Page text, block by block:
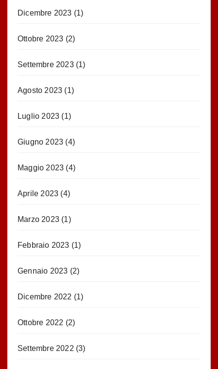
Dicembre 2023 (1)
Ottobre 2023 (2)
Settembre 2023(1)
Agosto 2023 (1)
Luglio 2023 (1)
Giugno 2023 (4)
Maggio 2023 (4)
Aprile 2023 (4)
Marzo 2023 (1)
Febbraio 2023 (1)
Gennaio 2023 (2)
Dicembre 2022 (1)
Ottobre 2022 (2)
Settembre 2022 (3)